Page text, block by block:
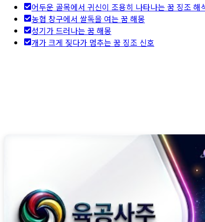
어두운 골목에서 귀신이 조용히 나타나는 꿈 징조 해
농협 창구에서 쌀독을 여는 꿈 해몽
성기가 드러나는 꿈 해몽
개가 크게 짖다가 멈추는 꿈 징조 신호